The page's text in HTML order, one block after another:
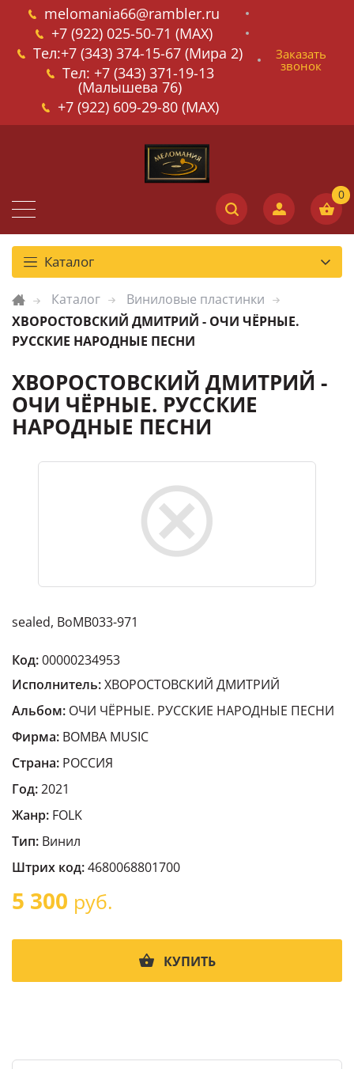
melomania66@rambler.ru
+7 (922) 025-50-71 (MAX)
Тел:+7 (343) 374-15-67 (Мира 2)
Тел: +7 (343) 371-19-13
(Малышева 76)
+7 (922) 609-29-80 (MAX)
Заказать
звонок
Каталог
Каталог
Виниловые пластинки
ХВОРОСТОВСКИЙ ДМИТРИЙ - ОЧИ ЧЁРНЫЕ.
РУССКИЕ НАРОДНЫЕ ПЕСНИ
ХВОРОСТОВСКИЙ ДМИТРИЙ -
ОЧИ ЧЁРНЫЕ. РУССКИЕ
НАРОДНЫЕ ПЕСНИ
sealed, BoMB033-971
Код:00000234953
Исполнитель:ХВОРОСТОВСКИЙ ДМИТРИЙ
Альбом: ОЧИ ЧЁРНЫЕ. РУССКИЕ НАРОДНЫЕ ПЕСНИ
Фирма: BOMBA MUSIC
Страна: РОССИЯ
Год:2021
Жанр: FOLK
Тип: Винил
Штрих код:4680068801700
5 300 руб.
КУПИТЬ